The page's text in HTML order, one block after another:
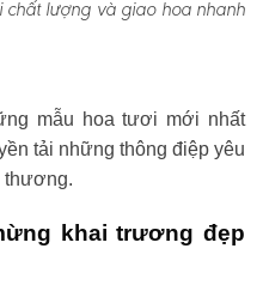
lượng và giao hoa nhanh
mẫu hoa tươi mới nhất
tải những thông điệp yêu
thương.
khai trương đẹp